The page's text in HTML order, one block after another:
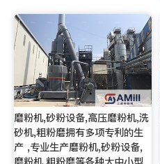
磨粉机,砂粉设备,高压磨粉机,洗
砂机,粗粉磨拥有多项专利的生
产 ,专业生产磨粉机,砂粉设备,